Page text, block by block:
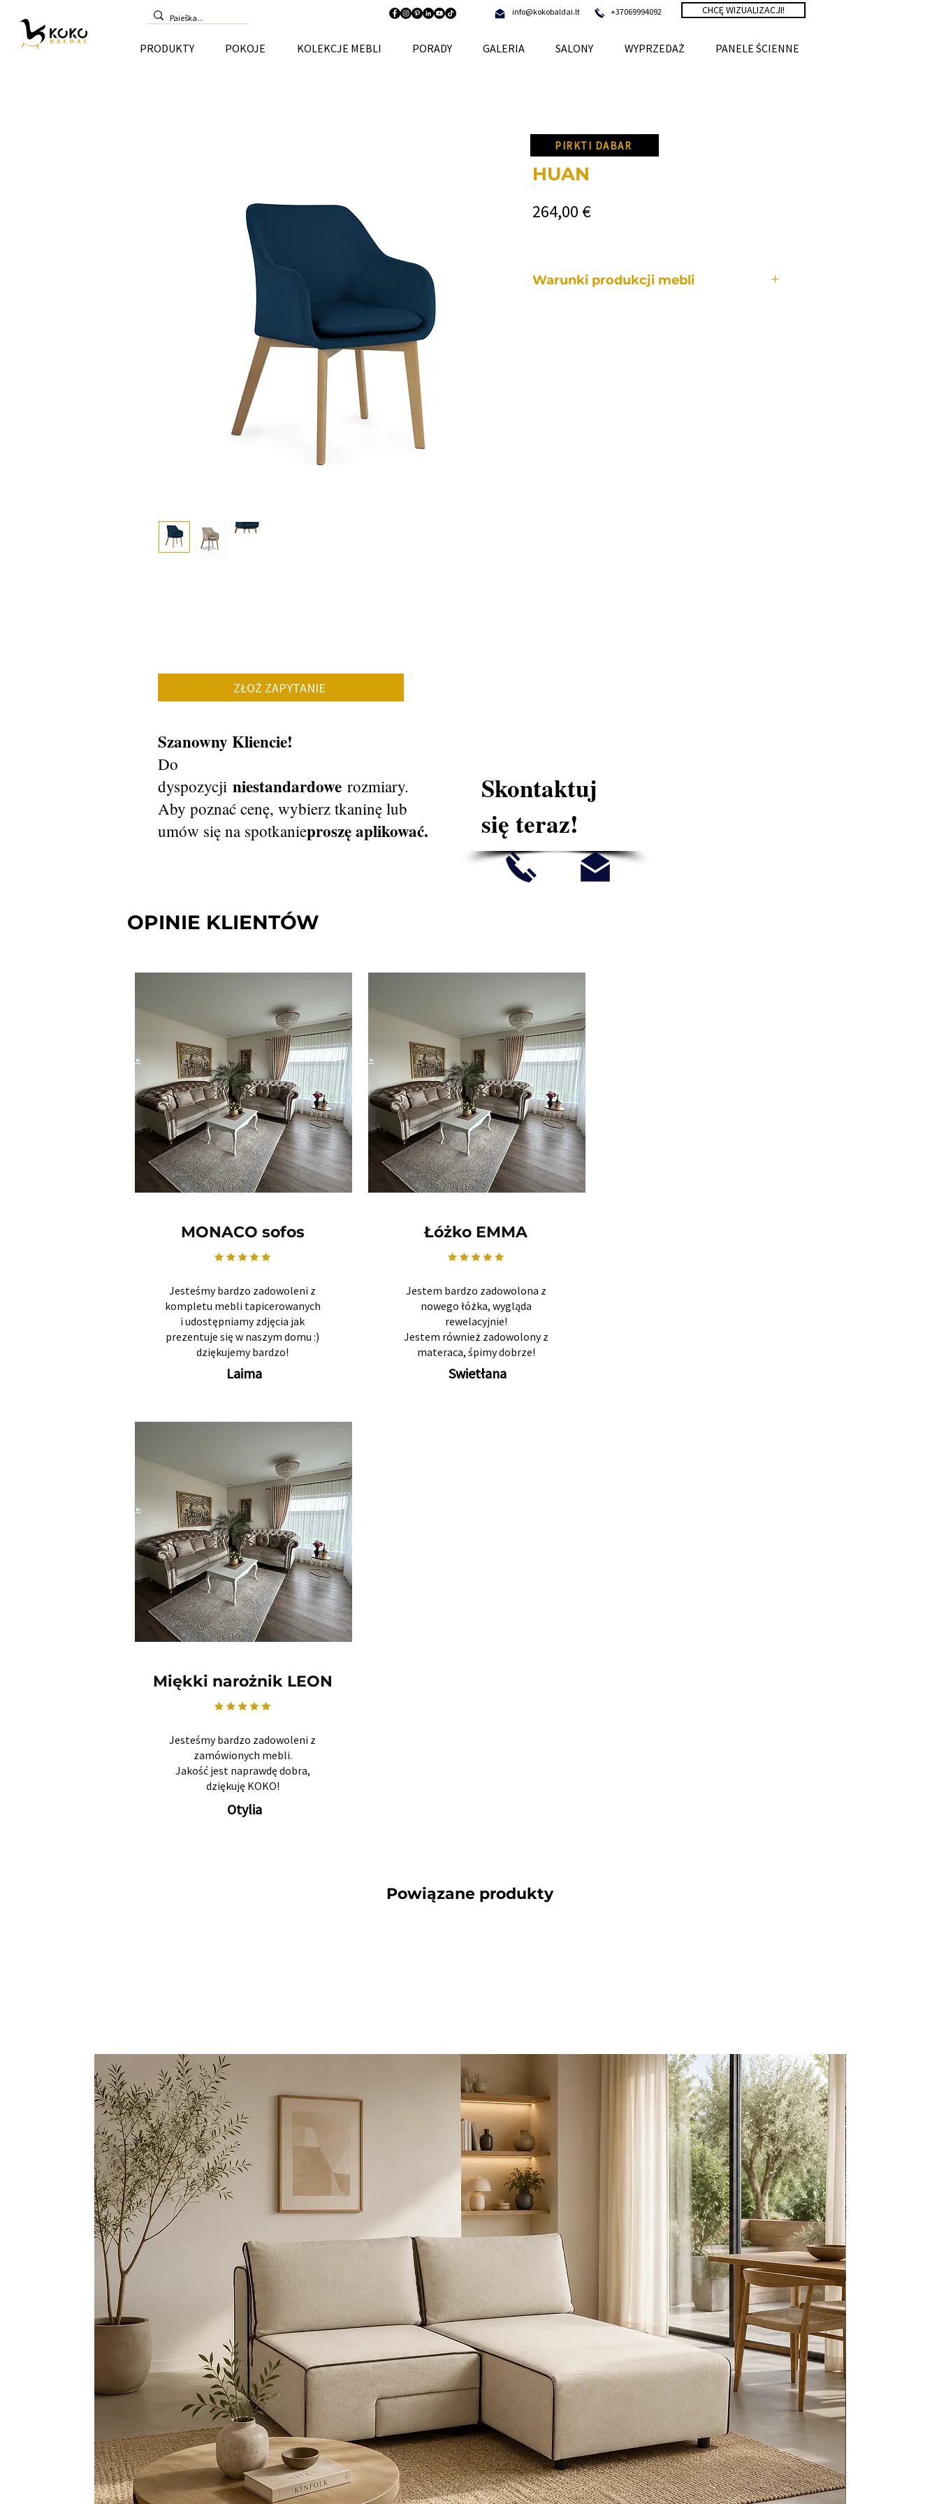
info@kokobaldai.lt +37069994092 CHCĘ WIZUALIZACJI!
PRODUKTY POKOJE KOLEKCJE MEBLI PORADY GALERIA SALONY WYPRZEDAŻ PANELE ŚCIENNE
HUAN
264,00 €Cena
Warunki produkcji mebli
PIRKTI DABAR
ZŁOŻ ZAPYTANIE
Szanowny Kliencie!
Do
dyspozycji niestandardowe rozmiary.
Aby poznać cenę, wybierz tkaninę lub
umów się na spotkanieproszę aplikować.
Skontaktuj
się teraz!
OPINIE KLIENTÓW
MONACO sofos
Jesteśmy bardzo zadowoleni z
kompletu mebli tapicerowanych
i udostępniamy zdjęcia jak
prezentuje się w naszym domu :)
dziękujemy bardzo!
Laima
Łóżko EMMA
Jestem bardzo zadowolona z
nowego łóżka, wygląda
rewelacyjnie!
Jestem również zadowolony z
materaca, śpimy dobrze!
Swietłana
Miękki narożnik LEON
Jesteśmy bardzo zadowoleni z
zamówionych mebli.
Jakość jest naprawdę dobra,
dziękuję KOKO!
Otylia
Powiązane produkty